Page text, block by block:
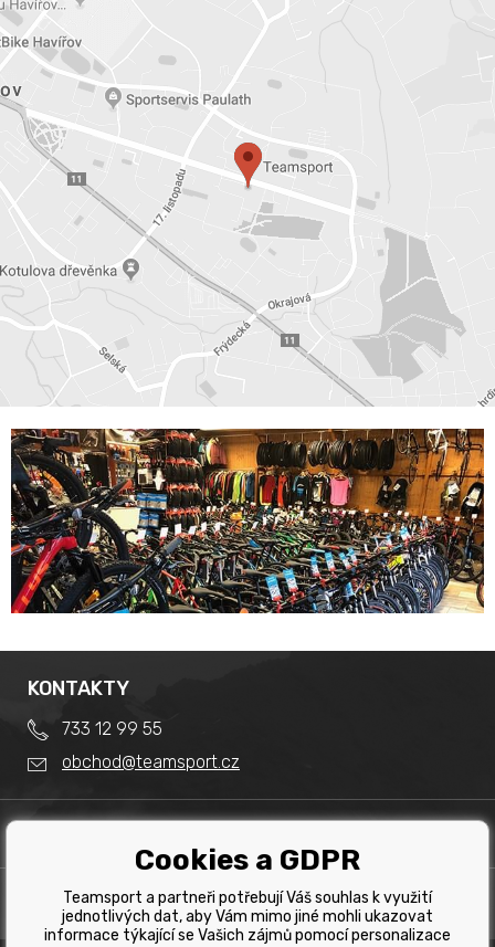
Obchodní podmínky
Splátkový prodej
Reklamace
PRODEJNA
Team Sport - Tomáš Binar
KONTAKTY
733 12 99 55
obchod@teamsport.cz
Cookies a GDPR
Teamsport a partneři potřebují Váš souhlas k využití
jednotlivých dat, aby Vám mimo jiné mohli ukazovat
informace týkající se Vašich zájmů pomocí personalizace